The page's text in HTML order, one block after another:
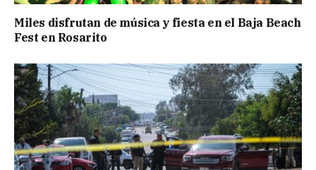
Miles disfrutan de música y fiesta en el Baja Beach
Fest en Rosarito